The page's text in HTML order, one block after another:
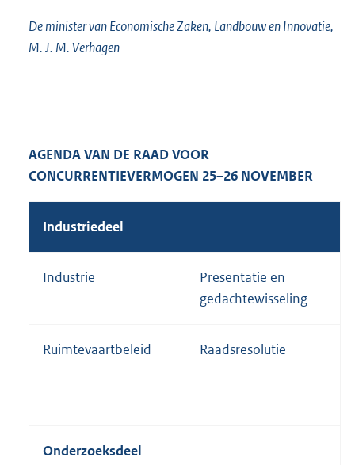
De minister van Economische Zaken, Landbouw en Innovatie,
M. J. M. Verhagen
AGENDA VAN DE RAAD VOOR
CONCURRENTIEVERMOGEN 25–26 NOVEMBER
Industriedeel
Industrie
Presentatie en
gedachtewisseling
Ruimtevaartbeleid Raadsresolutie
Onderzoeksdeel